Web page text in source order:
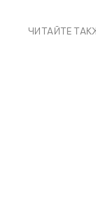
ЧИТАЙТЕ